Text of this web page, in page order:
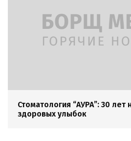
Стоматология “АУРА”: 30 лет
здоровых улыбок